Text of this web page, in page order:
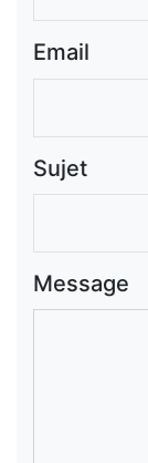
Email
Sujet
Message